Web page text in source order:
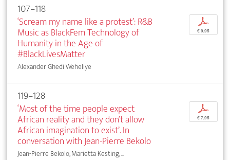
107–118
‘Scream my name like a protest’: R&B
Music as BlackFem Technology of
Humanity in the Age of
#BlackLivesMatter
Alexander Ghedi Weheliye
p
€ 9,95
119–128
‘Most of the time people expect
African reality and they don’t allow
African imagination to exist’. In
conversation with Jean-Pierre Bekolo
Jean-Pierre Bekolo, Marietta Kesting, ...
p
€ 7,95